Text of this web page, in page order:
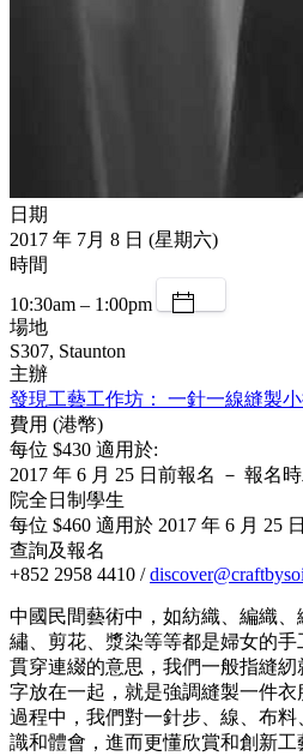
日期
2017 年 7月 8 日 (星期六)
時間
10:30am – 1:00pm
場地
S307, Staunton
主辦
發現工藝工作坊： 一針一線縫製
費用 (港幣)
每位 $430 適用於:
2017 年 6 月 25 日前報名 － 報名
院全日制學生
每位 $460 適用於 2017 年 6 月 25
查詢及報名
+852 2958 4410 /
中國民間藝術中，如紡織、編織
繡、剪花、漿染等等都是婦女的
貫穿連綴的意思，我們一般指縫
字放在一起，就是強調縫製一件
過程中，我們對一針步、線、布
識和體會，進而更懂欣賞和創新